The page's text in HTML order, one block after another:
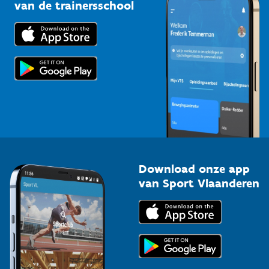
Trainers en begeleiders
Topsporters
Downloads
Voor de pers
van de trainersschool
Download onze app
van Sport Vlaanderen